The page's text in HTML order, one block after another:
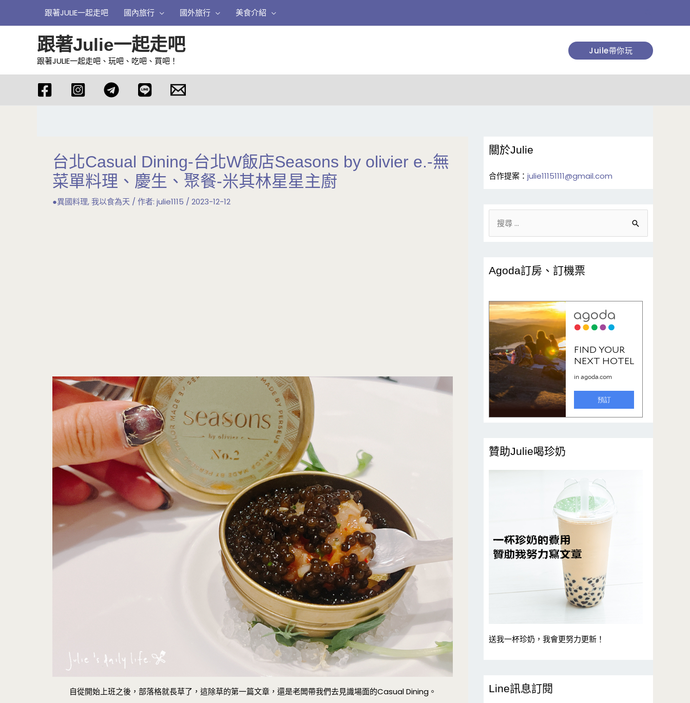
容
跟著JULIE一起走吧 國內旅行 國外旅行 美食介紹
尋
跟著Julie一起走吧
跟著JULIE一起走吧、玩吧、吃吧、買吧！
Juile帶你玩
台北Casual Dining-台北W飯店Seasons by olivier e.-無
菜單料理、慶生、聚餐-米其林星星主廚
●異國料理,我以食為天 / 作者: julie1115 / 2023-12-12
自從開始上班之後，部落格就長草了，這除草的第一篇文章，還是老闆帶我們去見識場面的Casual Dining。
關於Julie
合作提案： julie11151111@gmail.com
Agoda訂房、訂機票
贊助Julie喝珍奶
送我一杯珍奶，我會更努力更新！
Line訊息訂閱